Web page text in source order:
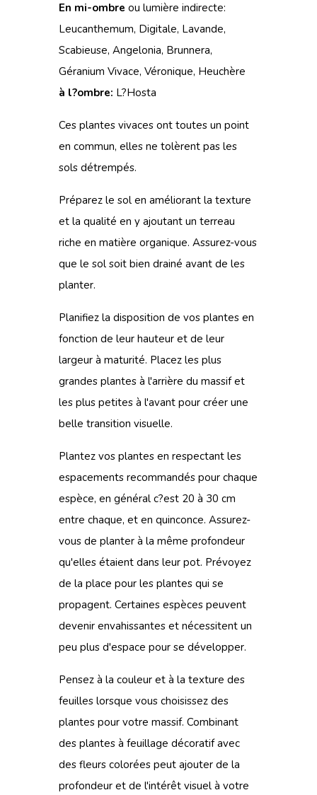
En mi-ombre ou lumière indirecte:
Leucanthemum, Digitale, Lavande,
Scabieuse, Angelonia, Brunnera,
Géranium Vivace, Véronique, Heuchère
à l?ombre: L?Hosta
Ces plantes vivaces ont toutes un point
en commun, elles ne tolèrent pas les
sols détrempés.
Préparez le sol en améliorant la texture
et la qualité en y ajoutant un terreau
riche en matière organique. Assurez-vous
que le sol soit bien drainé avant de les
planter.
Planifiez la disposition de vos plantes en
fonction de leur hauteur et de leur
largeur à maturité. Placez les plus
grandes plantes à l'arrière du massif et
les plus petites à l'avant pour créer une
belle transition visuelle.
Plantez vos plantes en respectant les
espacements recommandés pour chaque
espèce, en général c?est 20 à 30 cm
entre chaque, et en quinconce. Assurez-
vous de planter à la même profondeur
qu'elles étaient dans leur pot. Prévoyez
de la place pour les plantes qui se
propagent. Certaines espèces peuvent
devenir envahissantes et nécessitent un
peu plus d'espace pour se développer.
Pensez à la couleur et à la texture des
feuilles lorsque vous choisissez des
plantes pour votre massif. Combinant
des plantes à feuillage décoratif avec
des fleurs colorées peut ajouter de la
profondeur et de l'intérêt visuel à votre